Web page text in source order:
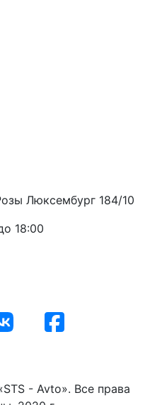
Люксембург 184/10
18:00
- Avto». Все права